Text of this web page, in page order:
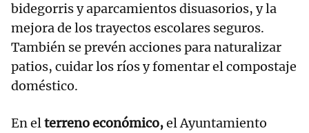
bidegorris y aparcamientos disuasorios, y la
mejora de los trayectos escolares seguros.
También se prevén acciones para naturalizar
patios, cuidar los ríos y fomentar el compostaje
doméstico.
En elterreno económico,el Ayuntamiento